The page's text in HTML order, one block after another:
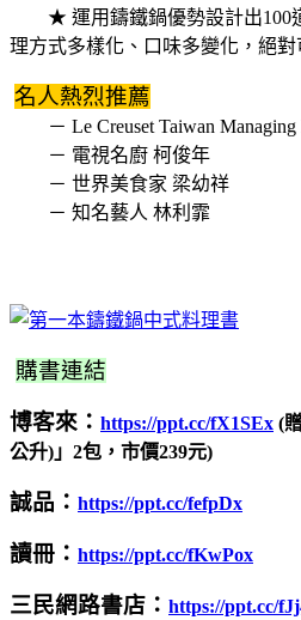
★ 運用鑄鐵鍋優勢設計出100
理方式多樣化、口味多變化，絕
名人熱烈推薦
－ Le Creuset Taiwan Managing
－ 電視名廚 柯俊年
－ 世界美食家 梁幼祥
－ 知名藝人 林利霏
購書連結
博客來： https://ppt.cc/fX1SEx (
公升)」2包，市價239元)
誠品： https://ppt.cc/fefpDx
讀冊： https://ppt.cc/fKwPox
三民網路書店： https://ppt.cc/